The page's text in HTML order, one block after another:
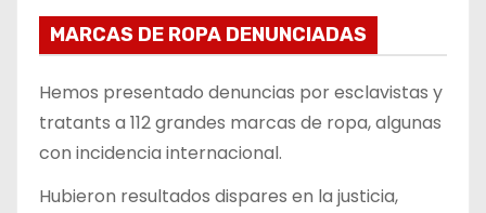
MARCAS DE ROPA DENUNCIADAS
Hemos presentado denuncias por esclavistas y
tratants a 112 grandes marcas de ropa, algunas
con incidencia internacional.
Hubieron resultados dispares en la justicia,